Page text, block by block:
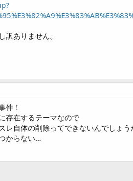
ありません。
件！
存在するテーマなので
レ自体の削除ってできないんでしょう
からない…